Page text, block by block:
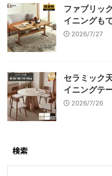
ファブリッ
イニングも
2026/7/27
セラミック
イニングテ
2026/7/26
検索